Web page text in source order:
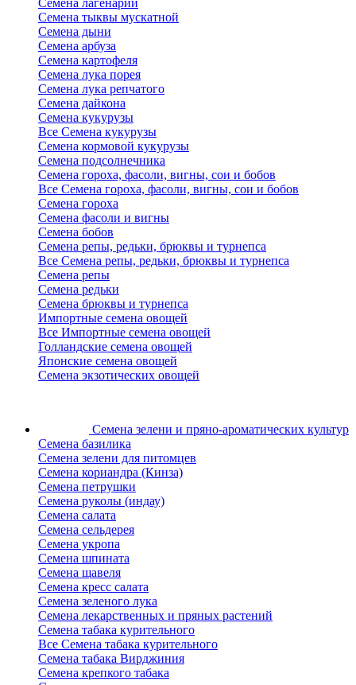
Семена лагенарии
Семена тыквы мускатной
Семена дыни
Семена арбуза
Семена картофеля
Семена лука порея
Семена лука репчатого
Семена дайкона
Семена кукурузы
Все Семена кукурузы
Семена кормовой кукурузы
Семена подсолнечника
Семена гороха, фасоли, вигны, сои и бобов
Все Семена гороха, фасоли, вигны, сои и бобов
Семена гороха
Семена фасоли и вигны
Семена бобов
Семена репы, редьки, брюквы и турнепса
Все Семена репы, редьки, брюквы и турнепса
Семена репы
Семена редьки
Семена брюквы и турнепса
Импортные семена овощей
Все Импортные семена овощей
Голландские семена овощей
Японские семена овощей
Семена экзотических овощей
Семена зелени и пряно-ароматических культур
Семена базилика
Семена зелени для питомцев
Семена кориандра (Кинза)
Семена петрушки
Семена руколы (индау)
Семена салата
Семена сельдерея
Семена укропа
Семена шпината
Семена щавеля
Семена кресс салата
Семена зеленого лука
Семена лекарственных и пряных растений
Семена табака курительного
Все Семена табака курительного
Семена табака Вирджиния
Семена крепкого табака